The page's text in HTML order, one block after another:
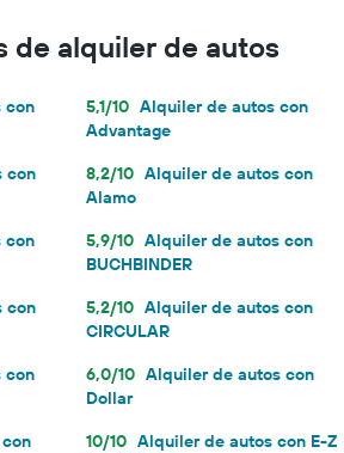
de alquiler de autos
con
5,1/10 Alquiler de autos con
Advantage
con
8,2/10 Alquiler de autos con
Alamo
con
5,9/10 Alquiler de autos con
BUCHBINDER
con
5,2/10 Alquiler de autos con
CIRCULAR
con
6,0/10 Alquiler de autos con
Dollar
10/10 Alquiler de autos con E-Z